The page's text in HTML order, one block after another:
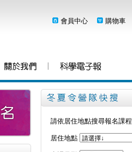
會員中心 購物車
請依居住地點搜尋報名課程
居住地點